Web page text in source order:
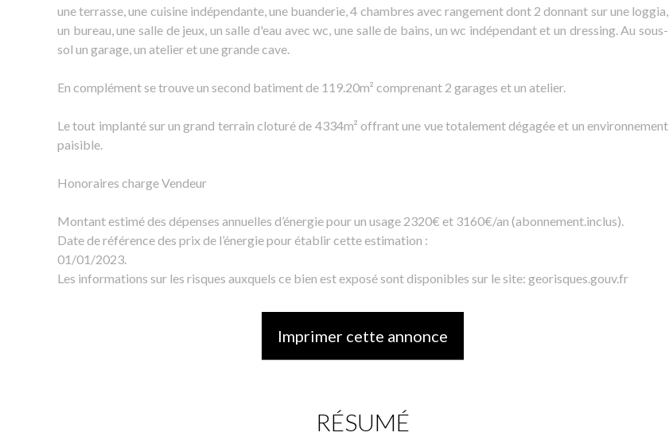
une terrasse, une cuisine indépendante, une buanderie, 4 chambres avec rangement dont 2 donnant sur une loggia,
un bureau, une salle de jeux, un salle d'eau avec wc, une salle de bains, un wc indépendant et un dressing. Au sous-
sol un garage, un atelier et une grande cave.
En complément se trouve un second batiment de 119.20m² comprenant 2 garages et un atelier.
Le tout implanté sur un grand terrain cloturé de 4334m² offrant une vue totalement dégagée et un environnement
paisible.
Honoraires charge Vendeur
Montant estimé des dépenses annuelles d’énergie pour un usage 2320€ et 3160€/an (abonnement.inclus).
Date de référence des prix de l’énergie pour établir cette estimation :
01/01/2023.
Les informations sur les risques auxquels ce bien est exposé sont disponibles sur le site: georisques.gouv.fr
Imprimer cette annonce
RÉSUMÉ